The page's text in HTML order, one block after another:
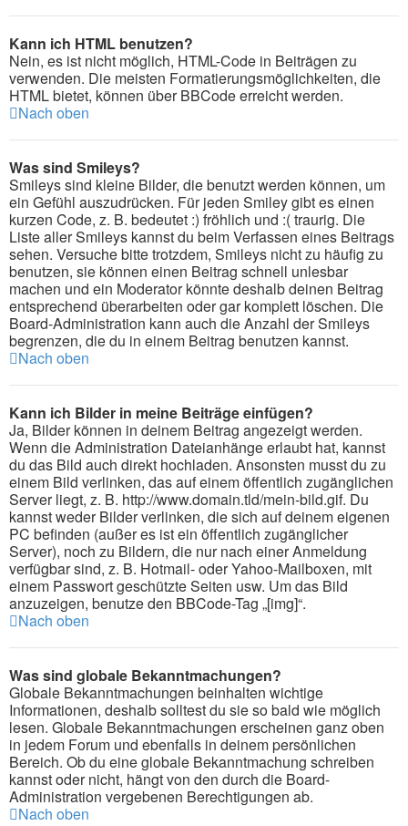
Kann ich HTML benutzen?
Nein, es ist nicht möglich, HTML-Code in Beiträgen zu
verwenden. Die meisten Formatierungsmöglichkeiten, die
HTML bietet, können über BBCode erreicht werden.
Nach oben
Was sind Smileys?
Smileys sind kleine Bilder, die benutzt werden können, um
ein Gefühl auszudrücken. Für jeden Smiley gibt es einen
kurzen Code, z. B. bedeutet :) fröhlich und :( traurig. Die
Liste aller Smileys kannst du beim Verfassen eines Beitrags
sehen. Versuche bitte trotzdem, Smileys nicht zu häufig zu
benutzen, sie können einen Beitrag schnell unlesbar
machen und ein Moderator könnte deshalb deinen Beitrag
entsprechend überarbeiten oder gar komplett löschen. Die
Board-Administration kann auch die Anzahl der Smileys
begrenzen, die du in einem Beitrag benutzen kannst.
Nach oben
Kann ich Bilder in meine Beiträge einfügen?
Ja, Bilder können in deinem Beitrag angezeigt werden.
Wenn die Administration Dateianhänge erlaubt hat, kannst
du das Bild auch direkt hochladen. Ansonsten musst du zu
einem Bild verlinken, das auf einem öffentlich zugänglichen
Server liegt, z. B. http://www.domain.tld/mein-bild.gif. Du
kannst weder Bilder verlinken, die sich auf deinem eigenen
PC befinden (außer es ist ein öffentlich zugänglicher
Server), noch zu Bildern, die nur nach einer Anmeldung
verfügbar sind, z. B. Hotmail- oder Yahoo-Mailboxen, mit
einem Passwort geschützte Seiten usw. Um das Bild
anzuzeigen, benutze den BBCode-Tag „[img]“.
Nach oben
Was sind globale Bekanntmachungen?
Globale Bekanntmachungen beinhalten wichtige
Informationen, deshalb solltest du sie so bald wie möglich
lesen. Globale Bekanntmachungen erscheinen ganz oben
in jedem Forum und ebenfalls in deinem persönlichen
Bereich. Ob du eine globale Bekanntmachung schreiben
kannst oder nicht, hängt von den durch die Board-
Administration vergebenen Berechtigungen ab.
Nach oben